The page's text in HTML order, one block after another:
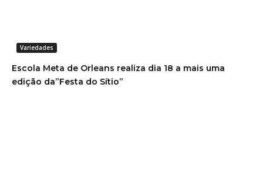
Variedades
Escola Meta de Orleans realiza dia 18 a mais uma
edição da”Festa do Sítio”